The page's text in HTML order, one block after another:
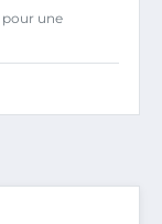
pour une